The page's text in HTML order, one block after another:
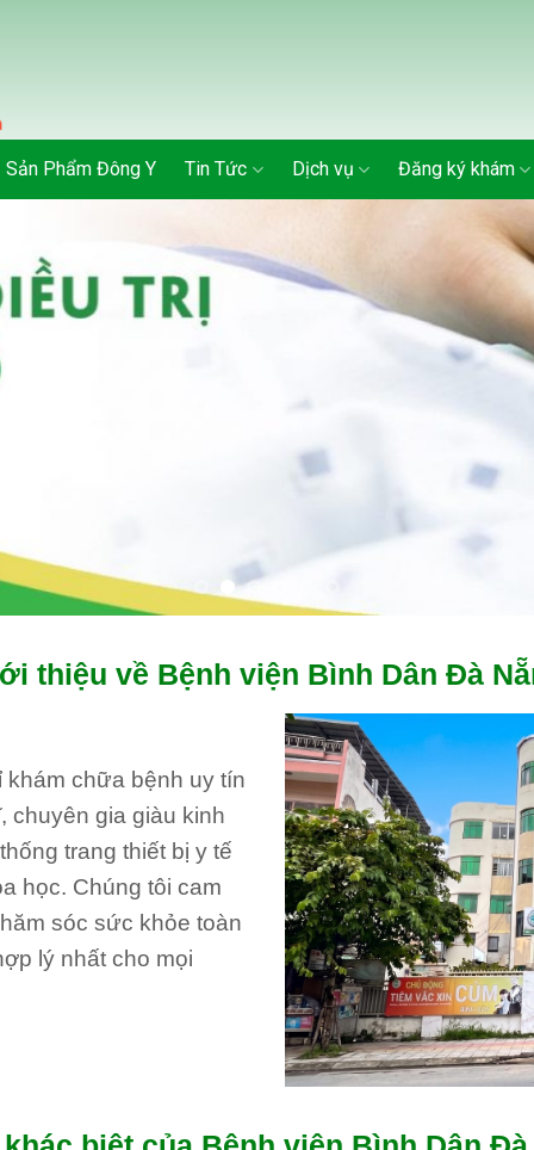
Sản Phẩm Đông Y Tin Tức Dịch vụ Đăng ký khám
thiệu về Bệnh viện Bình Dân Đà
chữa bệnh uy tín
chuyên gia giàu kinh
trang thiết bị y tế
học. Chúng tôi cam
sóc sức khỏe toàn
lý nhất cho mọi